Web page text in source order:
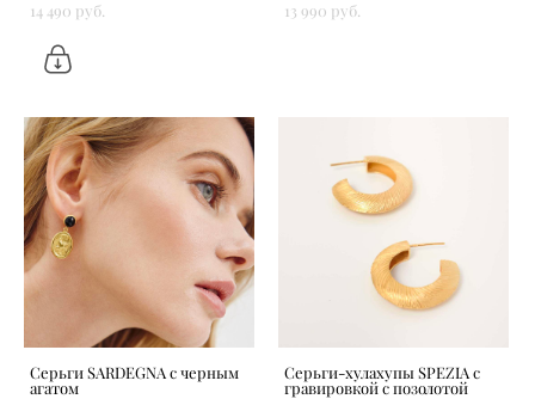
14 490 pуб.
13 990 pуб.
Серьги SARDEGNA с черным
агатом
Серьги-хулахупы SPEZIA c
гравировкой с позолотой